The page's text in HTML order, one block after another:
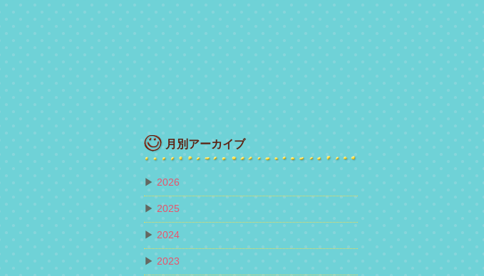
月別アーカイブ
▶ 2026
▶ 2025
▶ 2024
▶ 2023